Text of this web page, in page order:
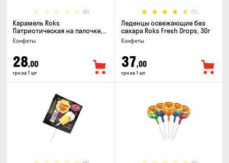
(0)
Карамель Roks
Патриотическая на палочке,
50г
Конфеты
28,00
грн за 1 шт
(1)
Леденцы освежающие без
сахара Roks Fresh Drops, 30г
Конфеты
37,00
грн за 1 шт